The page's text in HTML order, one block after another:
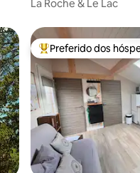
La Roche & Le Lac
Entre os melhores
Preferido dos